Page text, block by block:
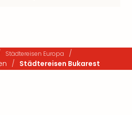
Städtereisen Europa
/
/ Städtereisen Bukarest